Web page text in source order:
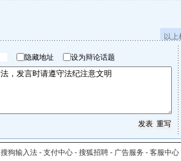
以
隐藏地址 设为辩论话题
搜狗输入法 - 支付中心 - 搜狐招聘 - 广告服务 - 客服中心